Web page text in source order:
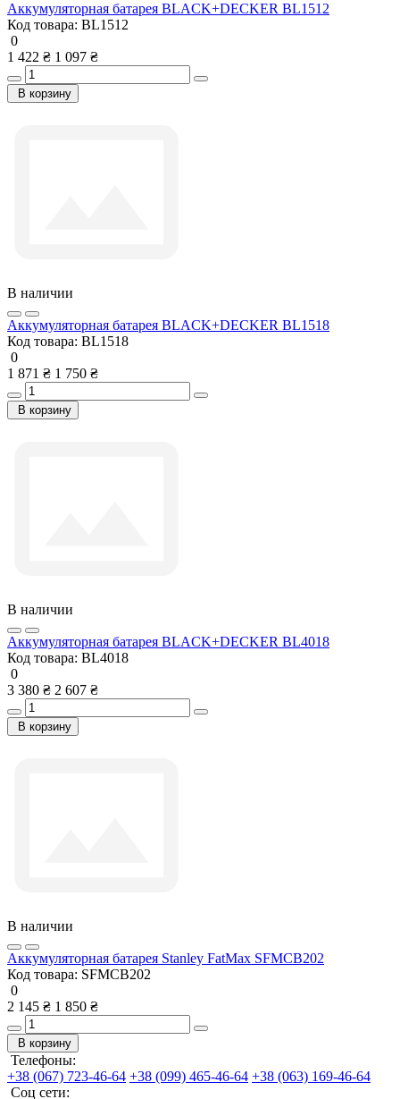
Аккумуляторная батарея BLACK+DECKER BL1512
Код товара: BL1512
0
1 422 ₴ 1 097 ₴
В корзину
В наличии
Аккумуляторная батарея BLACK+DECKER BL1518
Код товара: BL1518
0
1 871 ₴ 1 750 ₴
В корзину
В наличии
Аккумуляторная батарея BLACK+DECKER BL4018
Код товара: BL4018
0
3 380 ₴ 2 607 ₴
В корзину
В наличии
Аккумуляторная батарея Stanley FatMax SFMCB202
Код товара: SFMCB202
0
2 145 ₴ 1 850 ₴
В корзину
Телефоны:
+38 (067) 723-46-64 +38 (099) 465-46-64 +38 (063) 169-46-64
Соц сети: